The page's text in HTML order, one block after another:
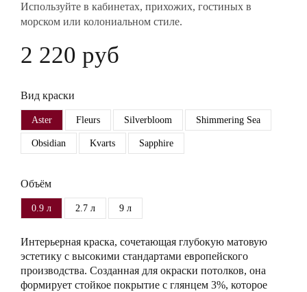
Используйте в кабинетах, прихожих, гостиных в
морском или колониальном стиле.
2 220 руб
Вид краски
Aster Fleurs Silverbloom Shimmering Sea
Obsidian Kvarts Sapphire
Объём
0.9 л 2.7 л 9 л
Интерьерная краска, сочетающая глубокую матовую
эстетику с высокими стандартами европейского
производства. Созданная для окраски потолков, она
формирует стойкое покрытие с глянцем 3%, которое